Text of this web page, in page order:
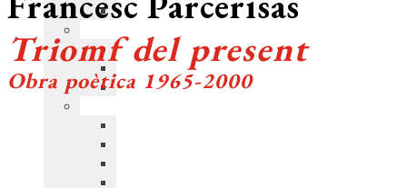
Triomf del present
Obra poètica 1965-2000